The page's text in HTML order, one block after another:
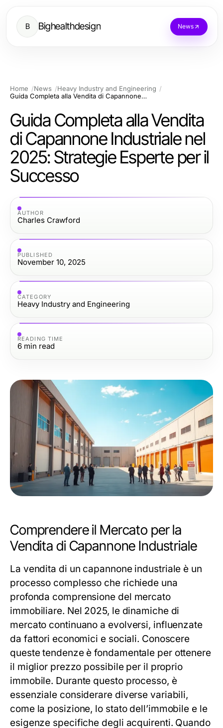
B Bighealthdesign News
Home News
Heavy Industry and Engineering
Guida Completa alla Vendita di Capannone Industriale nel 2025: Strategie Esperte per il Successo
Guida Completa alla Vendita
di Capannone Industriale nel
2025: Strategie Esperte per il
Successo
AUTHOR
Charles Crawford
PUBLISHED
November 10, 2025
CATEGORY
Heavy Industry and Engineering
READING TIME
6 min read
Comprendere il Mercato per la
Vendita di Capannone Industriale
La vendita di un capannone industriale è un
processo complesso che richiede una
profonda comprensione del mercato
immobiliare. Nel 2025, le dinamiche di
mercato continuano a evolversi, influenzate
da fattori economici e sociali. Conoscere
queste tendenze è fondamentale per ottenere
il miglior prezzo possibile per il proprio
immobile. Durante questo processo, è
essenziale considerare diverse variabili,
come la posizione, lo stato dell’immobile e le
esigenze specifiche degli acquirenti. Quando